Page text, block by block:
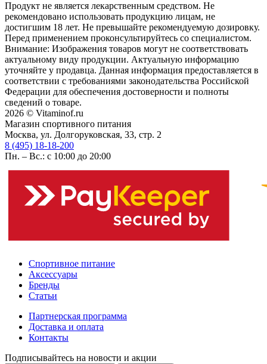
Продукт не является лекарственным средством. Не
рекомендовано использовать продукцию лицам, не
достигшим 18 лет. Не превышайте рекомендуемую дозировку.
Перед применением проконсультируйтесь со специалистом.
Внимание: Изображения товаров могут не соответствовать
актуальному виду продукции. Актуальную информацию
уточняйте у продавца. Данная информация предоставляется в
соответствии с требованиями законодательства Российской
Федерации для обеспечения достоверности и полноты
сведений о товаре.
2026 © Vitaminof.ru
Магазин спортивного питания
Москва, ул. Долгоруковская, 33, стр. 2
8 (495) 18-18-200
Пн. – Вс.: с 10:00 до 20:00
Спортивное питание
Аксессуары
Бренды
Статьи
Партнерская программа
Доставка и оплата
Контакты
Подписывайтесь на новости и акции